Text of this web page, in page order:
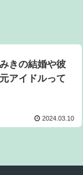
きの結婚や彼
アイドルって
2024.03.10